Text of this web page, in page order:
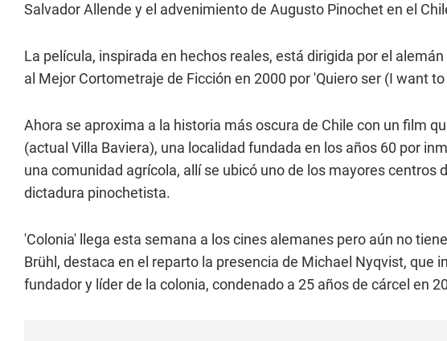
Salvador Allende y el advenimiento de Augusto Pinochet en el
La película, inspirada en hechos reales, está dirigida por el
al Mejor Cortometraje de Ficción en 2000 por 'Quiero ser (I want
Ahora se aproxima a la historia más oscura de Chile con un film
(actual Villa Baviera), una localidad fundada en los años 60 por
una comunidad agrícola, allí se ubicó uno de los mayores centros
dictadura pinochetista.
'Colonia' llega esta semana a los cines alemanes pero aún no
Brühl, destaca en el reparto la presencia de Michael Nyqvist, que
fundador y líder de la colonia, condenado a 25 años de cárcel en